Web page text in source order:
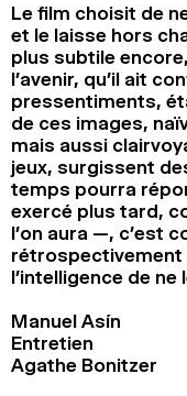
Le film choisit de
et le laisse hors
plus subtile
l’avenir, qu’il ait
pressentiments,
de ces images,
mais aussi
jeux, surgissent
temps pourra
exercé plus tard,
l’on aura —, c’est
rétrospectivement
l’intelligence de
Manuel Asín
Entretien
Agathe Bonitzer